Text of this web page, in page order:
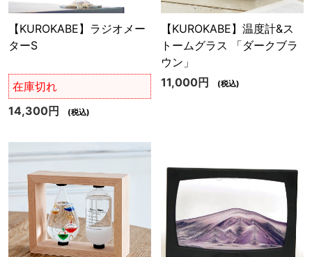
【KUROKABE】ラジオメー
ターS
在庫切れ
14,300円
(税込)
【KUROKABE】温度計&ス
トームグラス 「ダークブラ
ウン」
11,000円
(税込)